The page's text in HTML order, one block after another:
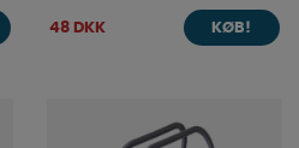
48 DKK KØB!